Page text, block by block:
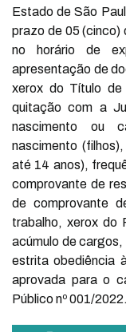
Estado de São
prazo de 05 (cinco)
no horário de
apresentação de
xerox do Título de
quitação com a
nascimento ou
nascimento
até 14 anos),
comprovante de
de comprovante
trabalho, xerox do
acúmulo de
estrita obediência
aprovada para o
Público nº 001/2022.